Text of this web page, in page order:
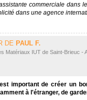
commerciale dans
dans une agence
DE PAUL F.
Matériaux IUT de Saint-Brieuc -
important de créer un
à l'étranger, de